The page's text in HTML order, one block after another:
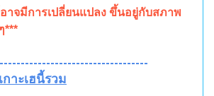
าจมีการเปลี่ยนแปลง ขึ้นอยู่กับสภาพ
***
กาะเฮนี้รวม